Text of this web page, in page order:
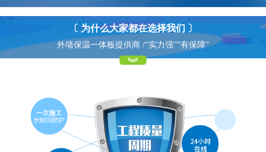
〔 为什么大家都在选择我们 〕
外墙保温一体板提供商 /“实力强”“有保障”